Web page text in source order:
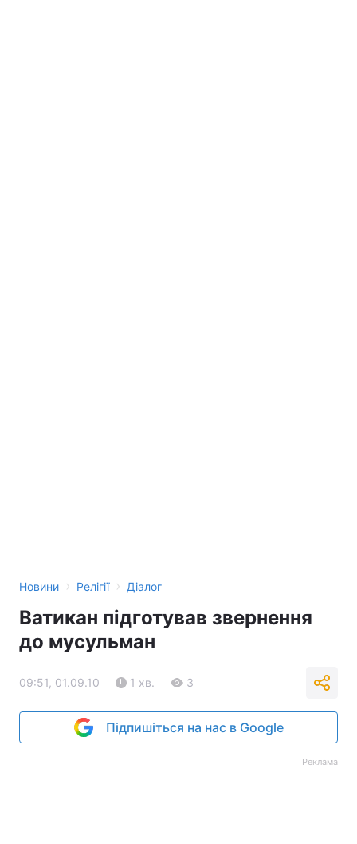
Новини › Релігії › Діалог
Ватикан підготував звернення
до мусульман
09:51, 01.09.10 1 хв. 3
Підпишіться на нас в Google
Реклама